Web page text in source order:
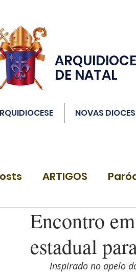
DE NATAL
NOVAS
ARTIGOS
DIÁCONOSEncontro
estadual
Inspirado no apelo